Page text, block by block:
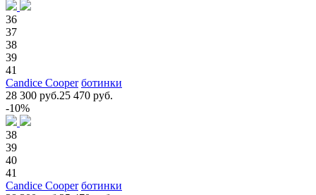
36
37
38
39
41
Candice Cooper ботинки
28 300 руб.25 470 руб.
-10%
38
39
40
41
Candice Cooper ботинки